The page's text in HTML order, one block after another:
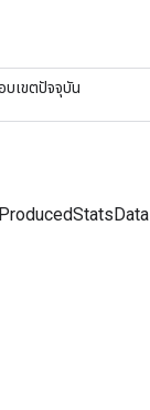
บเขตปัจจุบัน